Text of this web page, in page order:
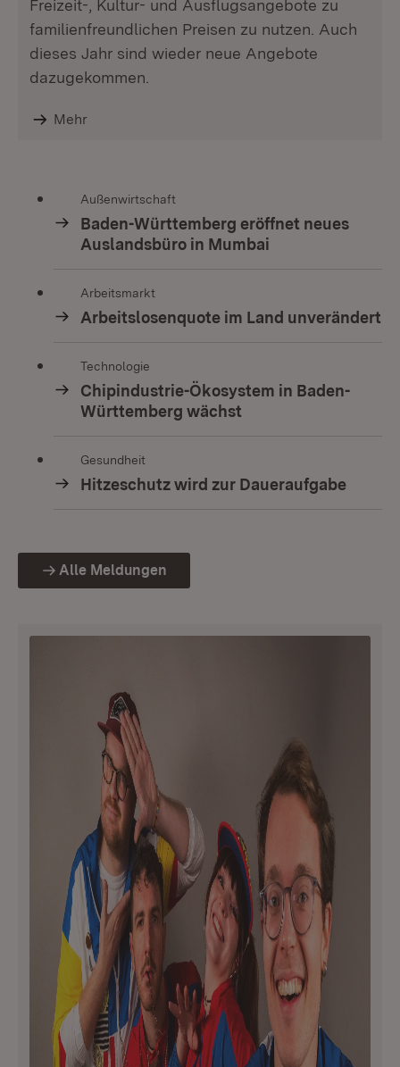
Freizeit-, Kultur- und Ausflugsangebote zu
familienfreundlichen Preisen zu nutzen. Auch
dieses Jahr sind wieder neue Angebote
dazugekommen.
Mehr
Außenwirtschaft
Baden-Württemberg eröffnet neues
Auslandsbüro in Mumbai
Arbeitsmarkt
Arbeitslosenquote im Land unverändert
Technologie
Chipindustrie-Ökosystem in Baden-
Württemberg wächst
Gesundheit
Hitzeschutz wird zur Daueraufgabe
Alle Meldungen